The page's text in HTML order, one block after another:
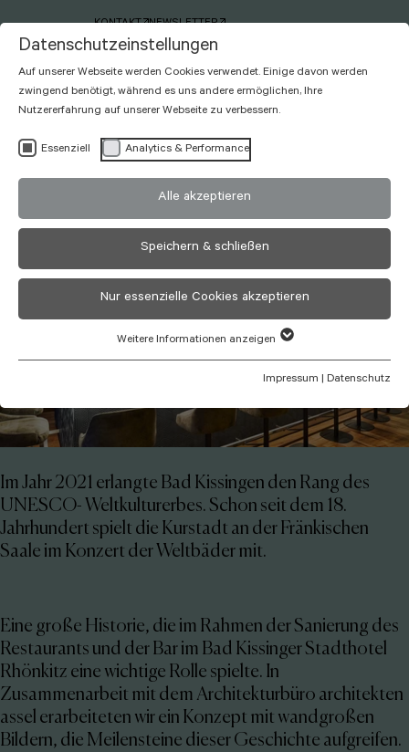
KONTAKT NEWSLETTER
Rhönkitz
Im Jahr 2021 erlangte Bad Kissingen den Rang des
UNESCO- Weltkulturerbes. Schon seit dem 18.
Jahrhundert spielt die Kurstadt an der Fränkischen
Saale im Konzert der Weltbäder mit.
Eine große Historie, die im Rahmen der Sanierung des
Restaurants und der Bar im Bad Kissinger Stadthotel
Rhönkitz eine wichtige Rolle spielte. In
Zusammenarbeit mit dem Architekturbüro architekten
assel erarbeiteten wir ein Konzept mit wandgroßen
Bildern, die Meilensteine dieser Geschichte aufgreifen.
Datenschutzeinstellungen
Auf unserer Webseite werden Cookies verwendet. Einige davon werden
zwingend benötigt, während es uns andere ermöglichen, Ihre
Nutzererfahrung auf unserer Webseite zu verbessern.
Essenziell Analytics & Performance
Alle akzeptieren
Speichern & schließen
Nur essenzielle Cookies akzeptieren
Weitere Informationen anzeigen
Impressum | Datenschutz